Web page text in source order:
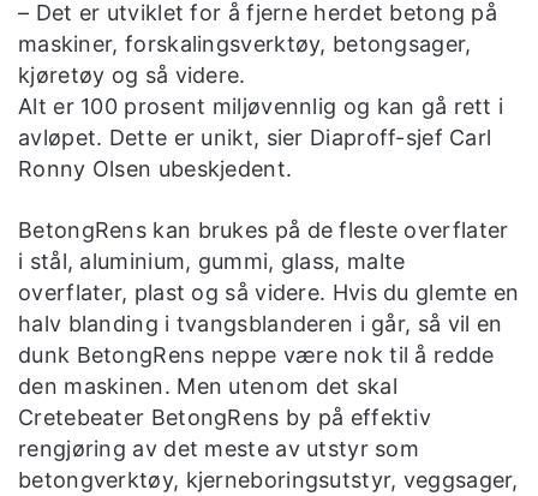
– Det er utviklet for å fjerne herdet betong på
maskiner, forskalingsverktøy, betongsager,
kjøretøy og så videre.
Alt er 100 prosent miljøvennlig og kan gå rett i
avløpet. Dette er unikt, sier Diaproff-sjef Carl
Ronny Olsen ubeskjedent.
BetongRens kan brukes på de fleste overflater
i stål, aluminium, gummi, glass, malte
overflater, plast og så videre. Hvis du glemte en
halv blanding i tvangsblanderen i går, så vil en
dunk BetongRens neppe være nok til å redde
den maskinen. Men utenom det skal
Cretebeater BetongRens by på effektiv
rengjøring av det meste av utstyr som
betongverktøy, kjerneboringsutstyr, veggsager,